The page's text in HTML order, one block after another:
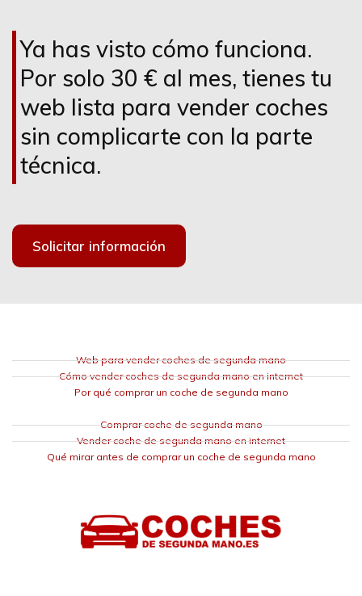
Ya has visto cómo funciona.
Por solo 30 € al mes, tienes tu
web lista para vender coches
sin complicarte con la parte
técnica.
Solicitar información
Web para vender coches de segunda mano
Cómo vender coches de segunda mano en internet
Por qué comprar un coche de segunda mano
Comprar coche de segunda mano
Vender coche de segunda mano en internet
Qué mirar antes de comprar un coche de segunda mano